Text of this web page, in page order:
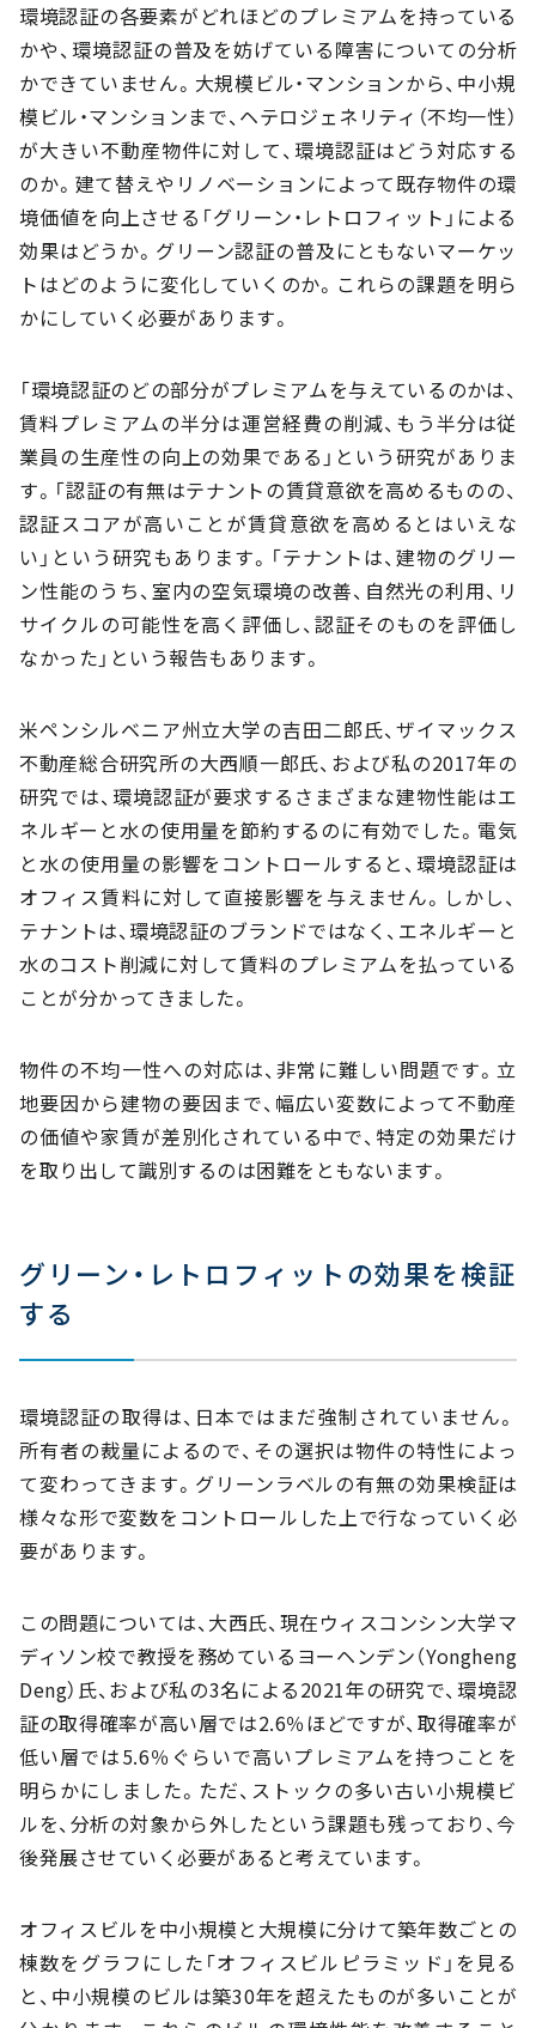
環境認証の各要素がどれほどのプレミアムを持っている
かや、環境認証の普及を妨げている障害についての分析
かできていません。大規模ビル・マンションから、中小規
模ビル・マンションまで、ヘテロジェネリティ（不均一性）
が大きい不動産物件に対して、環境認証はどう対応する
のか。建て替えやリノベーションによって既存物件の環
境価値を向上させる「グリーン・レトロフィット」による
効果はどうか。グリーン認証の普及にともないマーケッ
トはどのように変化していくのか。これらの課題を明ら
かにしていく必要があります。
「環境認証のどの部分がプレミアムを与えているのかは、
賃料プレミアムの半分は運営経費の削減、もう半分は従
業員の生産性の向上の効果である」という研究がありま
す。「認証の有無はテナントの賃貸意欲を高めるものの、
認証スコアが高いことが賃貸意欲を高めるとはいえな
い」という研究もあります。「テナントは、建物のグリー
ン性能のうち、室内の空気環境の改善、自然光の利用、リ
サイクルの可能性を高く評価し、認証そのものを評価し
なかった」という報告もあります。
米ペンシルベニア州立大学の吉田二郎氏、ザイマックス
不動産総合研究所の大西順一郎氏、および私の2017年の
研究では、環境認証が要求するさまざまな建物性能はエ
ネルギーと水の使用量を節約するのに有効でした。電気
と水の使用量の影響をコントロールすると、環境認証は
オフィス賃料に対して直接影響を与えません。しかし、
テナントは、環境認証のブランドではなく、エネルギーと
水のコスト削減に対して賃料のプレミアムを払っている
ことが分かってきました。
物件の不均一性への対応は、非常に難しい問題です。立
地要因から建物の要因まで、幅広い変数によって不動産
の価値や家賃が差別化されている中で、特定の効果だけ
を取り出して識別するのは困難をともないます。
グリーン・レトロフィットの効果を検証
する
環境認証の取得は、日本ではまだ強制されていません。
所有者の裁量によるので、その選択は物件の特性によっ
て変わってきます。グリーンラベルの有無の効果検証は
様々な形で変数をコントロールした上で行なっていく必
要があります。
この問題については、大西氏、現在ウィスコンシン大学マ
ディソン校で教授を務めているヨーヘンデン（Yongheng
Deng）氏、および私の3名による2021年の研究で、環境認
証の取得確率が高い層では2.6％ほどですが、取得確率が
低い層では5.6％ぐらいで高いプレミアムを持つことを
明らかにしました。ただ、ストックの多い古い小規模ビ
ルを、分析の対象から外したという課題も残っており、今
後発展させていく必要があると考えています。
オフィスビルを中小規模と大規模に分けて築年数ごとの
棟数をグラフにした「オフィスビルピラミッド」を見る
と、中小規模のビルは築30年を超えたものが多いことが